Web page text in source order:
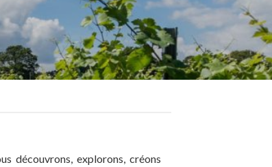
découvrons, explorons, créons